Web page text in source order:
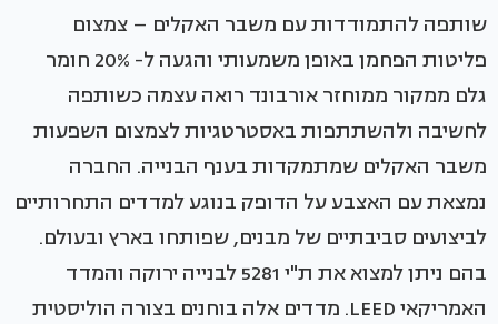
שותפה להתמודדות עם משבר האקלים – צמצום
פליטות הפחמן באופן משמעותי והגעה ל- 20% חומר
גלם ממקור ממוחזר אורבונד רואה עצמה כשותפה
לחשיבה ולהשתתפות באסטרטגיות לצמצום השפעות
משבר האקלים שמתמקדות בענף הבנייה. החברה
נמצאת עם האצבע על הדופק בנוגע למדדים התחרותיים
לביצועים סביבתיים של מבנים, שפותחו בארץ ובעולם.
בהם ניתן למצוא את ת"י 5281 לבנייה ירוקה והמדד
האמריקאי LEED. מדדים אלה בוחנים בצורה הוליסטית